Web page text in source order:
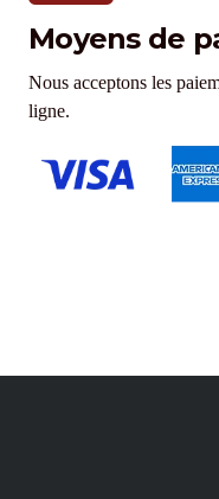
Moyens de
Nous acceptons les
ligne.